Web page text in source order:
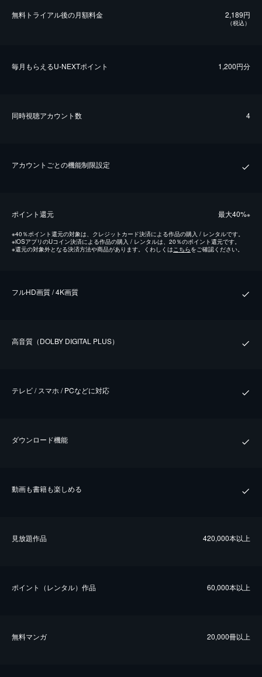
無料トライアル後の⽉額料金 2,189円
（税込）
毎⽉もらえるU-NEXTポイント 1,200円分
同時視聴アカウント数 4
アカウントごとの機能制限設定
ポイント還元 最⼤40%※
※40％ポイント還元の対象は、クレジットカード決済による作品の購入 / レンタルです。
※iOSアプリのUコイン決済による作品の購入 / レンタルは、20％のポイント還元です。
※還元の対象外となる決済方法や商品があります。くわしくは こちらをご確認ください。
フルHD画質 / 4K画質
⾼⾳質（DOLBY DIGITAL PLUS）
テレビ / スマホ / PCなどに対応
ダウンロード機能
動画も書籍も楽しめる
⾒放題作品 420,000本以上
ポイント（レンタル）作品 60,000本以上
無料マンガ 20,000冊以上